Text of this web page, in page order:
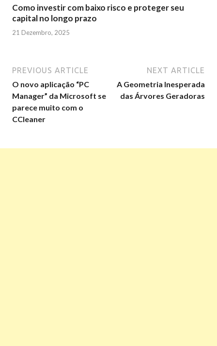
Como investir com baixo risco e proteger seu
capital no longo prazo
21 Dezembro, 2025
PREVIOUS ARTICLE
O novo aplicação “PC
Manager” da Microsoft se
parece muito com o
CCleaner
NEXT ARTICLE
A Geometria Inesperada
das Árvores Geradoras